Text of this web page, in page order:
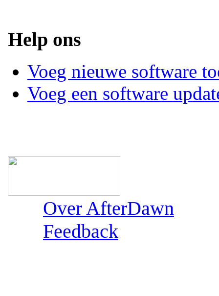
Help ons
Voeg nieuwe software
Voeg een software
Over AfterDawn
Feedback